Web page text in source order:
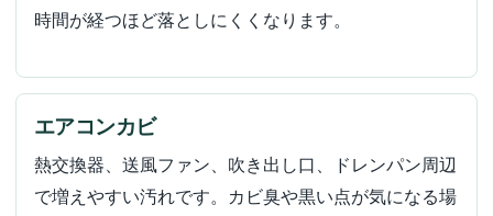
時間が経つほど落としにくくなります。
エアコンカビ
熱交換器、送風ファン、吹き出し口、ドレンパン周辺
で増えやすい汚れです。カビ臭や黒い点が気になる場